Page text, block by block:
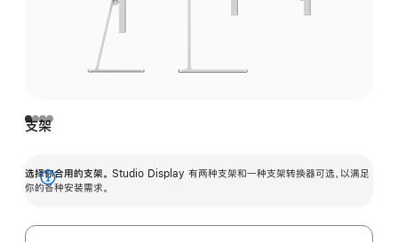
支架
选择你合用的支架。 Studio Display 有两种支架和一种支架转换器可选，以满足
你的各种安装需求。
展